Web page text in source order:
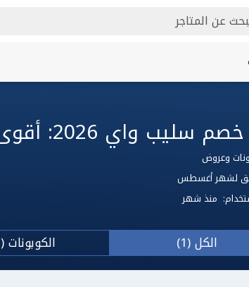
واي 2026: أقوى 1 كوبون سليب واي
لشهر أغسطس
منذ شهر
الكل (1) الكوبونات (1)